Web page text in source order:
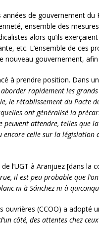
de gouvernement
ensemble des
alors qu’ils
etc. L’ensemble de ces
gouvernement, afin
à prendre position. Dans
rapidement les
le rétablissement du Pacte
ont généralisé la
attendre, telles que
celle sur la
de l’UGT à Aranjuez [dans
il est peu probable que
ni à Sánchez ni à
(CCOO) a adopté
côté, des attentes chez